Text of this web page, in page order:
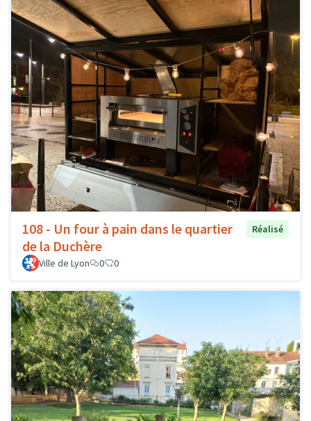
108 - Un four à pain dans le quartier
de la Duchère
Réalisé
Ville de Lyon 0 0